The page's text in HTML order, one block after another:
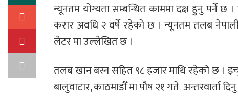
न्यूनतम योग्यता सम्बन्धित काममा दक्ष हुनु पर्ने छ
करार अवधि २ वर्षे रहेको छ । न्यूनतम तलब
लेटर मा उल्लेखित छ ।
तलब खान बस्न सहित ९८ हजार माथि रहेको छ ।
बालुवाटार, काठमाडौँ मा पौष २१ गते अन्तरवार्ता दिनु